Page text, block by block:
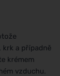
krk a případně
krémem
vzduchu.